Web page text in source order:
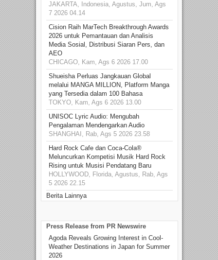
JAKARTA, Indonesia, Agustus, Jum, Ags
7 2026 04.14
Cision Raih MarTech Breakthrough Awards
2026 untuk Pemantauan dan Analisis
Media Sosial, Distribusi Siaran Pers, dan
AEO
CHICAGO, Kam, Ags 6 2026 17.00
Shueisha Perluas Jangkauan Global
melalui MANGA MILLION, Platform Manga
yang Tersedia dalam 100 Bahasa
TOKYO, Kam, Ags 6 2026 13.00
UNISOC Lyric Audio: Mengubah
Pengalaman Mendengarkan Audio
SHANGHAI, Rab, Ags 5 2026 23.58
Hard Rock Cafe dan Coca-Cola®
Meluncurkan Kompetisi Musik Hard Rock
Rising untuk Musisi Pendatang Baru
HOLLYWOOD, Florida, Agustus, Rab, Ags
5 2026 22.15
Berita Lainnya
Press Release from PR Newswire
Agoda Reveals Growing Interest in Cool-
Weather Destinations in Japan for Summer
2026